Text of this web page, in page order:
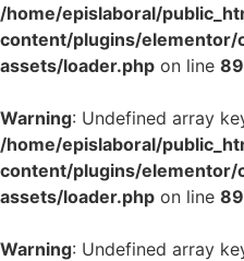
/home/epislaboral/
content/plugins/elementor/
assets/loader.php on line 89
Warning: Undefined array
/home/epislaboral/
content/plugins/elementor/
assets/loader.php on line 89
Warning: Undefined array